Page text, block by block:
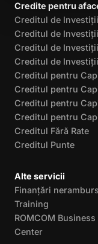
Credite pentru
Creditul de Investiții
Creditul de
Creditul de
Creditul de
Creditul pentru
Creditul pentru
Creditul pentru
Creditul pentru
Creditul Fără Rate
Creditul Punte
Alte servicii
Finanțări
Training
ROMCOM Business
Center